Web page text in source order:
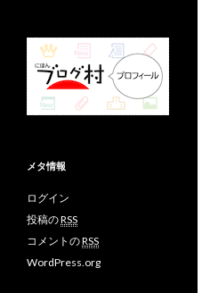
メタ情報
ログイン
投稿のRSS
コメントのRSS
WordPress.org